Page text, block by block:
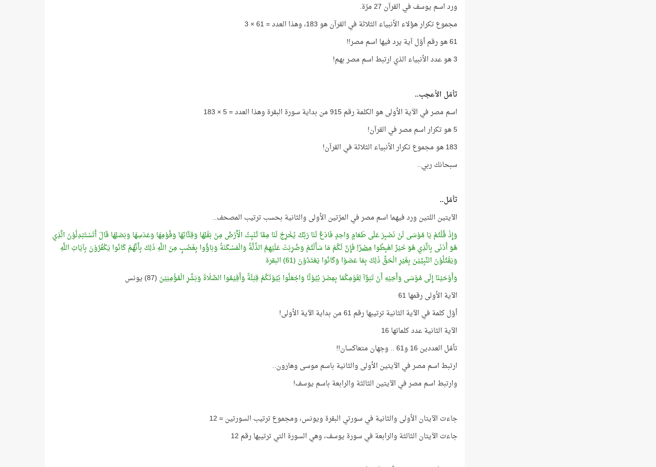
ورد اسم يوسف في القرآن 27 مرّة.
مجموع تكرار هؤلاء الأنبياء الثلاثة في القرآن هو 183، وهذا العدد = 61 × 3
61 هو رقم أوّل آية يرد فيها اسم مصر!!
3 هو عدد الأنبياء الذي ارتبط اسم مصر بهم!
تأمّل الأعجب..
اسم مصر في الآية الأولى هو الكلمة رقم 915 من بداية سورة البقرة وهذا العدد = 5 × 183
5 هو تكرار اسم مصر في القرآن!
183 هو مجموع تكرار الأنبياء الثلاثة في القرآن!
سبحانك ربي..
تأمّل..
الآيتين اللتين ورد فيهما اسم مصر في المرّتين الأولى والثانية بحسب ترتيب المصحف..
وَإِذْ قُلْتُمْ يَا مُوْسَى لَنْ نَصْبِرَ عَلَى طَعَامٍ وَاحِدٍ فَادْعُ لَنَا رَبَّكَ يُخْرِجْ لَنَا مِمَّا تُنْبِتُ الْأَرْضُ مِنْ بَقْلِهَا وَقِثَّائِهَا وَفُوْمِهَا وَعَدَسِهَا وَبَصَلِهَا قَالَ أَتَسْتَبْدِلُوْنَ الَّذِي
هُوَ أَدْنَى بِالَّذِي هُوَ خَيْرٌ اهْبِطُوامِصْرًافَإِنَّ لَكُمْ مَا سَأَلْتُمْ وَضُرِبَتْ عَلَيْهِمُ الذِّلَّةُ وَالْمَسْكَنَةُ وَبَاؤُوا بِغَضَبٍ مِنَ اللَّهِ ذَلِكَ بِأَنَّهُمْ كَانُوا يَكْفُرُوْنَ بِآيَاتِ اللَّهِ
وَيَقْتُلُوْنَ النَّبِيِّيْنَ بِغَيْرِ الْحَقِّ ذَلِكَ بِمَا عَصَوْا وَكَانُوا يَعْتَدُوْنَ (61) البقرة
وَأَوْحَيْنَا إِلَى مُوْسَى وَأَخِيْهِ أَنْ تَبَوَّآ لِقَوْمِكُمَا بِمِصْرَ بُيُوْتًا وَاجْعَلُوا بُيُوْتَكُمْ قِبْلَةً وَأَقِيْمُوا الصَّلَاةَ وَبَشِّرِ الْمُؤْمِنِيْنَ (87) يونس
الآية الأولى رقمها 61
أوّل كلمة في الآية الثانية ترتيبها رقم 61 من بداية الآية الأولى!
الآية الثانية عدد كلماتها 16
تأمّل العددين 16 و61 .. وجهان متعاكسان!!
ارتبط اسم مصر في الآيتين الأولى والثانية باسم موسى وهارون..
وارتبط اسم مصر في الآيتين الثالثة والرابعة باسم يوسف!
جاءت الآيتان الأولى والثانية في سورتي البقرة ويونس، ومجموع ترتيب السورتين = 12
جاءت الآيتان الثالثة والرابعة في سورة يوسف، وهي السورة التي ترتيبها رقم 12